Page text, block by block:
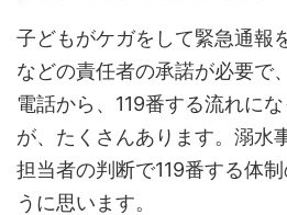
子どもがケガをして緊急通報
などの責任者の承諾が必要で
電話から、119番する流れに
が、たくさんあります。溺水
担当者の判断で119番する体
うに思います。